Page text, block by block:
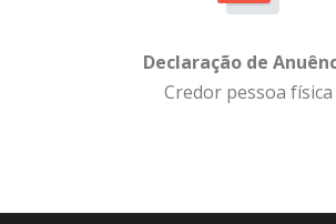
Declaração de
Credor pessoa física